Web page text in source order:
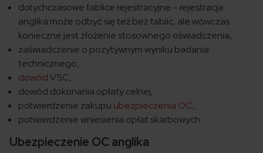
dotychczasowe tablice rejestracyjne – rejestracja
anglika może odbyć się też bez tablic, ale wówczas
konieczne jest złożenie stosownego oświadczenia,
zaświadczenie o pozytywnym wyniku badania
technicznego,
dowódV5C,
dowód dokonania opłaty celnej,
potwierdzenie zakupu ubezpieczenia OC,
potwierdzenie wniesienia opłat skarbowych.
Ubezpieczenie OC anglika